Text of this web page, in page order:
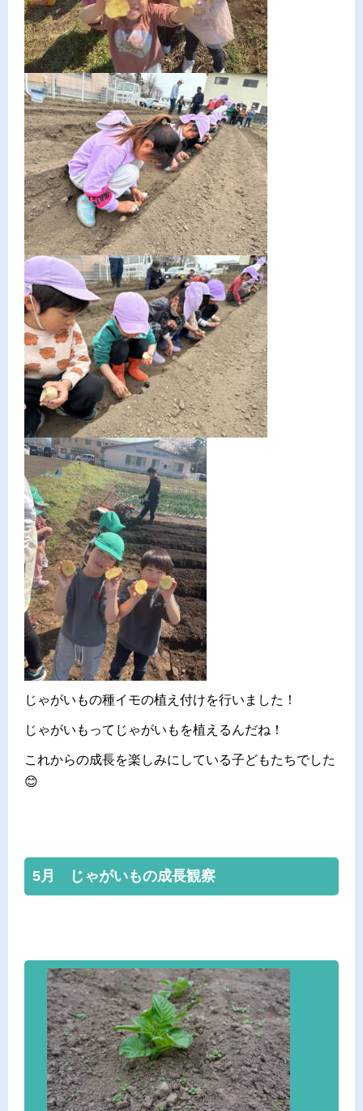
じゃがいもの種イモの植え付けを行いました！
じゃがいもってじゃがいもを植えるんだね！
これからの成長を楽しみにしている子どもたちでした
😊
5月 じゃがいもの成長観察